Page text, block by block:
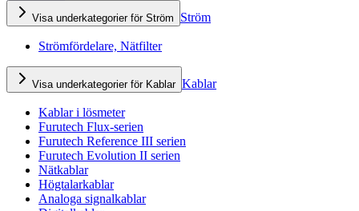
Visa underkategorier för Ström Ström
Strömfördelare, Nätfilter
Visa underkategorier för Kablar Kablar
Kablar i lösmeter
Furutech Flux-serien
Furutech Reference III serien
Furutech Evolution II serien
Nätkablar
Högtalarkablar
Analoga signalkablar